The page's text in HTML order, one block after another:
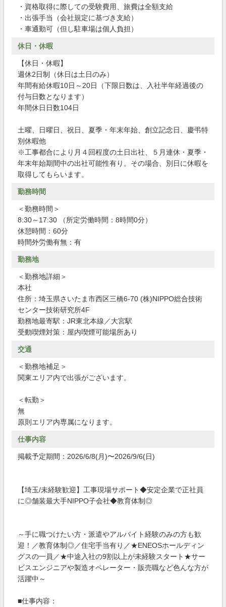
・資格取得に際しての受験費用、旅費は全額支給
・出張手当（会社規定に基づき支給）
・車通勤可（但し駐車場は個人負担）
休日・休暇
【休日・休暇】
週休2日制（休日は土日のみ）
年間有給休暇10日～20日（下限日数は、入社半年経過後の
付与日数となります）
年間休日日数104日
土曜、日曜日、祝日、夏季・年末年始、創立記念日、慶弔特
別休暇他
※工事都合により月４回程度の土日出社、５月連休・夏季・
年末年始期間中の出社可能性有り。その場合、別日に休暇を
取得してもらいます。
勤務時間
＜勤務時間＞
8:30～17:30 （所定労働時間：8時間0分）
休憩時間：60分
時間外労働有無：有
勤務地
＜勤務地詳細＞
本社
住所：埼玉県さいたま市西区三橋6-70 (株)NIPPO総合技術
センター技術研究所4F
勤務地最寄駅：JR東北本線／大宮駅
受動喫煙対策：屋内喫煙可能場所あり
交通
＜勤務地補足＞
関東エリア内で出張がございます。
＜転勤＞
無
原則エリア内専属になります。
仕事内容
掲載予定期間：2026/6/8(月)〜2026/9/6(日)
【埼玉/未経験歓迎】工事現場サポート◆安定企業で正社員
に◎舗装最大手NIPPO子会社◆教育体制◎
～手に職つけたい方・派遣やアルバイト経験のみの方も歓
迎！／教育体制◎／住宅手当有り／★ENEOSホールディン
グスの一員／★中途入社の9割以上が未経験スタート★サー
ビスエンジニアや製造オペレーター・販売職など色んな方が
活躍中～
■仕事内容：